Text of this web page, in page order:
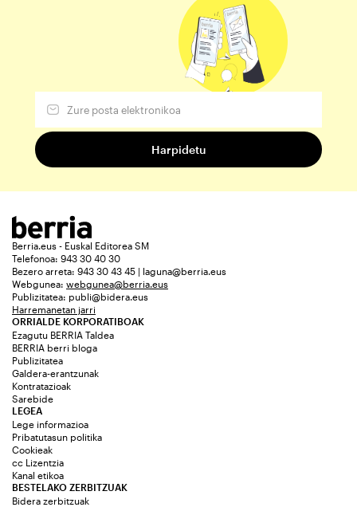
Berria.eus - Euskal Editorea SM
Telefonoa: 943 30 40 30
Bezero arreta: 943 30 43 45 | laguna@berria.eus
Webgunea: webgunea@berria.eus
Publizitatea: publi@bidera.eus
Harremanetan jarri
ORRIALDE KORPORATIBOAK
Ezagutu BERRIA Taldea
BERRIA berri bloga
Publizitatea
Galdera-erantzunak
Kontratazioak
Sarebide
LEGEA
Lege informazioa
Pribatutasun politika
Cookieak
cc Lizentzia
Kanal etikoa
BESTELAKO ZERBITZUAK
Bidera zerbitzuak